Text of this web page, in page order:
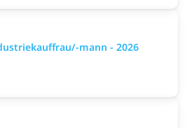
mann - 2026